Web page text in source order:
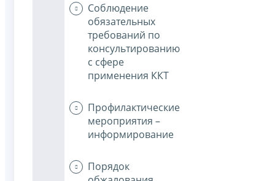
Соблюдение
обязательных
требований по
консультированию
с сфере
применения ККТ
Профилактические
мероприятия –
информирование
Порядок